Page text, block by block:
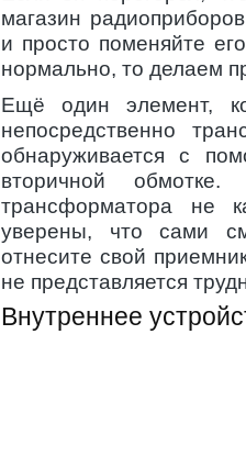
магазин
и просто поменяйте
нормально, то делаем
Ещё один элемент,
непосредственно
обнаруживается с
вторичной
трансформатора не
уверены, что сами
отнесите свой
не представляется
Внутреннее